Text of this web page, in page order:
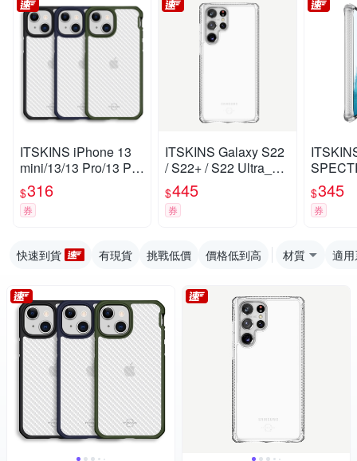
ITSKINS iPhone 13
mini/13/13 Pro/13 Pro
Max HYBRID TEK-防
摔保護殼
$316
券
ITSKINS Galaxy S22
/ S22+ / S22 Ultra_H
YBRID CLEAR-防摔
保護殼
$445
券
AR-防
$345
券
快速到貨 有現貨 挑戰低價 價格低到高 材質 適